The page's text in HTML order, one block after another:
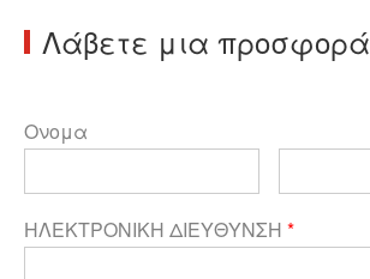
Λάβετε μια προσφορά
Ονομα
ΗΛΕΚΤΡΟΝΙΚΗ ΔΙΕΥΘΥΝΣΗ *